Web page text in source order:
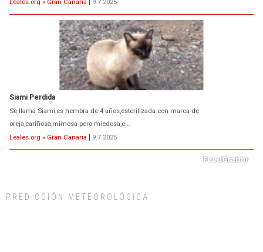
Leales.org » Gran Canaria | 9.7.2025
Siami Perdida
Se llama Siami,es hembra de 4 años,esterilizada con marca de
oreja,cariñosa,mimosa pero miedosa,e...
Leales.org » Gran Canaria | 9.7.2025
PREDICCIÓN METEOROLÓGICA